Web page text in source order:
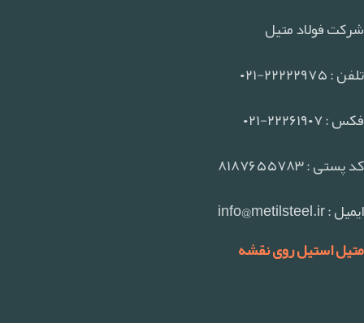
شرکت فولاد متیل
تلفن : ۲۲۲۲۲۹۷۵-۰۲۱
فکس : ۲۲۲۶۱۹۰۷-۰۲۱
کد پستی : ۸۱۸۷۶۵۵۷۸۳
ایمیل : info@metilsteel.ir
متیل استیل روی نقشه